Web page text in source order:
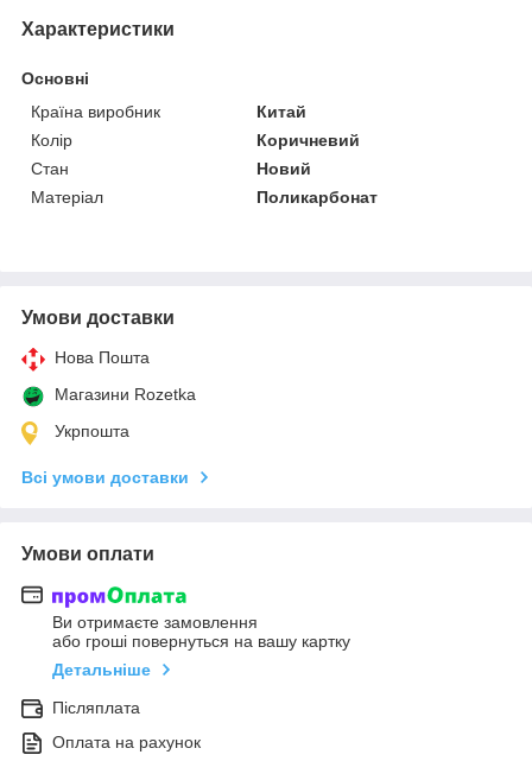
Характеристики
Основні
Країна виробник
Китай
Колір
Коричневий
Стан
Новий
Матеріал
Поликарбонат
Умови доставки
Нова Пошта
Магазини Rozetka
Укрпошта
Всі умови доставки
Умови оплати
Ви отримаєте замовлення
або гроші повернуться на вашу картку
Детальніше
Післяплата
Оплата на рахунок